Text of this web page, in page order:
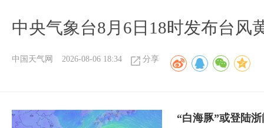
中央气象台8月6日18时发布台风
中国天气网 2026-08-06 18:34 分享
“白海豚”或登陆